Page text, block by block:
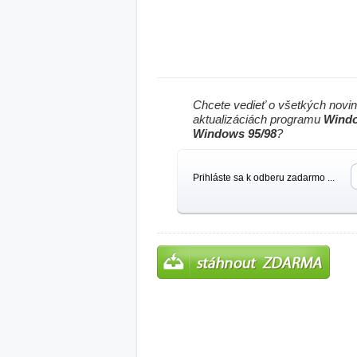
Chcete vedieť o všetkých
aktualizáciách programu
Windows 95/98?
Prihláste sa k odberu zadarmo ...